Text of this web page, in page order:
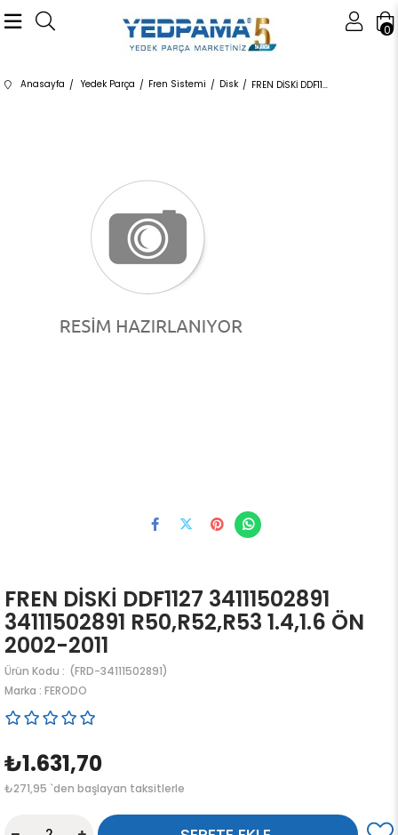
0
Anasayfa Yedek Parça Fren Sistemi Disk FREN DİSKİ DDF1127 34111502891 34111502891 R50,R52,R53 1.4,1.6 ÖN 2002-2011
FREN DİSKİ DDF1127 34111502891
34111502891 R50,R52,R53 1.4,1.6 ÖN
2002-2011
(FRD-34111502891)
Marka : FERODO
₺1.631,70
₺271,95 `den başlayan taksitlerle